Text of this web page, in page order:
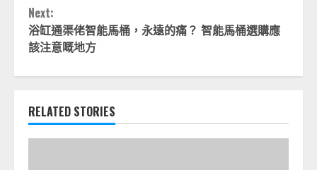
Next:
浴缸通渠佬智能馬桶，永遠的痛？ 智能馬桶選購應
該注意嘅地方
RELATED STORIES